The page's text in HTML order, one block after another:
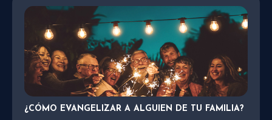
¿CÓMO EVANGELIZAR A ALGUIEN DE TU FAMILIA?